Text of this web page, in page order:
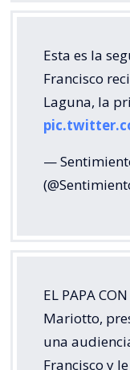
Esta es la
Francisco
Laguna, la
—
EL PAPA
Mariotto,
una
Francisco y